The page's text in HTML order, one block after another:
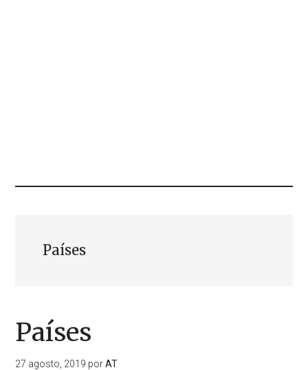
Países
Países
27 agosto, 2019 porAT